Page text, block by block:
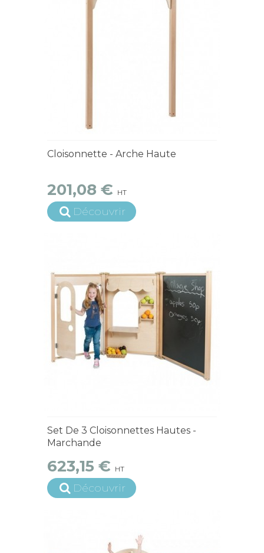
Cloisonnette - Arche Haute
201,08 € HT
Découvrir
Set De 3 Cloisonnettes Hautes -
Marchande
623,15 € HT
Découvrir